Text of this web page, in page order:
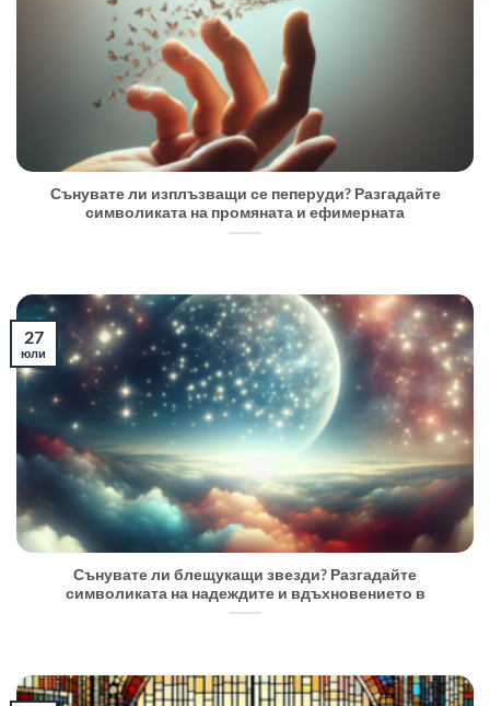
Сънувате ли изплъзващи се пеперуди? Разгадайте
символиката на промяната и ефимерната
Сънувате ли блещукащи звезди? Разгадайте
символиката на надеждите и вдъхновението в
27
юли